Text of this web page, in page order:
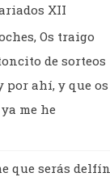
XII
Os traigo
de sorteos
por ahí, y que os
me he
que serás delfín